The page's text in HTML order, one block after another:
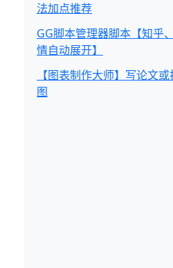
法加点推荐
GG脚本管理器脚本【知乎
情自动展开】
【图表制作大师】写论文
图